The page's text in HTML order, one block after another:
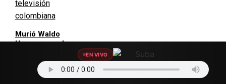
Murió Waldo
Urrego, uno de
actores de la
televisión
EN VIVO